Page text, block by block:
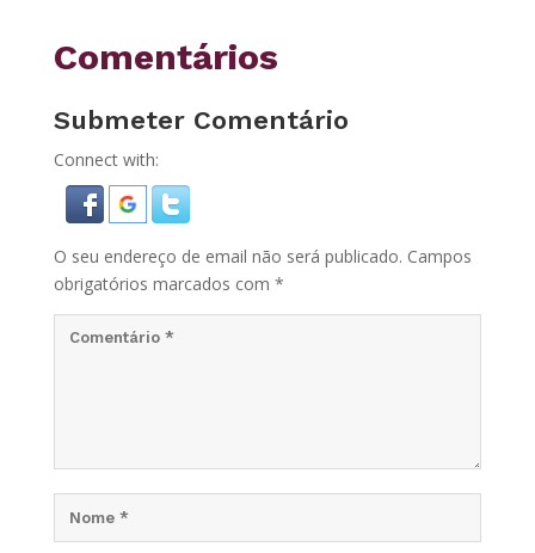
Comentários
Submeter Comentário
Connect with:
O seu endereço de email não será publicado. Campos
obrigatórios marcados com *